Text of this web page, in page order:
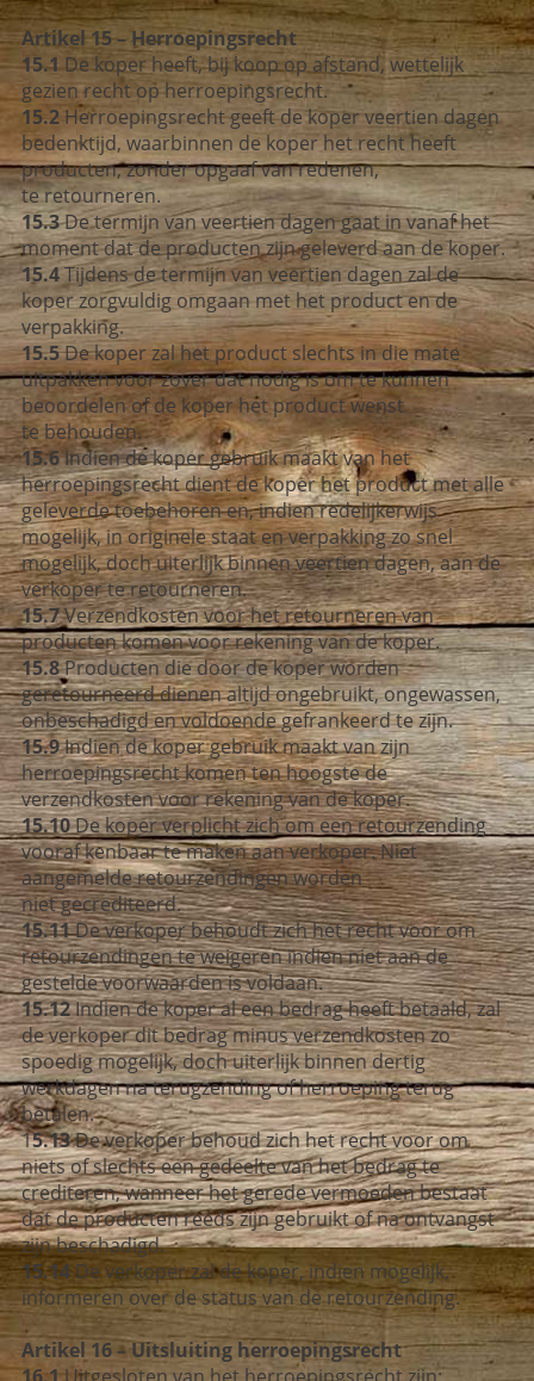
Artikel 15 – Herroepingsrecht
15.1De koper heeft, bij koop op afstand, wettelijk
gezien recht op herroepingsrecht.
15.2Herroepingsrecht geeft de koper veertien dagen
bedenktijd, waarbinnen de koper het recht heeft
producten, zonder opgaaf van redenen,
te retourneren.
15.3De termijn van veertien dagen gaat in vanaf het
moment dat de producten zijn geleverd aan de koper.
15.4Tijdens de termijn van veertien dagen zal de
koper zorgvuldig omgaan met het product en de
verpakking.
15.5De koper zal het product slechts in die mate
uitpakken voor zover dat nodig is om te kunnen
beoordelen of de koper het product wenst
te behouden.
15.6Indien de koper gebruik maakt van het
herroepingsrecht dient de koper het product met alle
geleverde toebehoren en, indien redelijkerwijs
mogelijk, in originele staat en verpakking zo snel
mogelijk, doch uiterlijk binnen veertien dagen, aan de
verkoper te retourneren.
15.7Verzendkosten voor het retourneren van
producten komen voor rekening van de koper.
15.8Producten die door de koper worden
geretourneerd dienen altijd ongebruikt, ongewassen,
onbeschadigd en voldoende gefrankeerd te zijn.
15.9Indien de koper gebruik maakt van zijn
herroepingsrecht komen ten hoogste de
verzendkosten voor rekening van de koper.
15.10De koper verplicht zich om een retourzending
vooraf kenbaar te maken aan verkoper. Niet
aangemelde retourzendingen worden
niet gecrediteerd.
15.11De verkoper behoudt zich het recht voor om
retourzendingen te weigeren indien niet aan de
gestelde voorwaarden is voldaan.
15.12Indien de koper al een bedrag heeft betaald, zal
de verkoper dit bedrag minus verzendkosten zo
spoedig mogelijk, doch uiterlijk binnen dertig
werkdagen na terugzending of herroeping terug
betalen.
15.13De verkoper behoud zich het recht voor om
niets of slechts een gedeelte van het bedrag te
crediteren, wanneer het gerede vermoeden bestaat
dat de producten reeds zijn gebruikt of na ontvangst
zijn beschadigd.
15.14De verkoper zal de koper, indien mogelijk,
informeren over de status van de retourzending.
Artikel 16 – Uitsluiting herroepingsrecht
16.1Uitgesloten van het herroepingsrecht zijn: